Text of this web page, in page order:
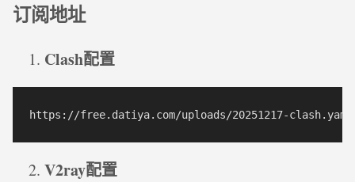
订阅地址
Clash配置
V2ray配置